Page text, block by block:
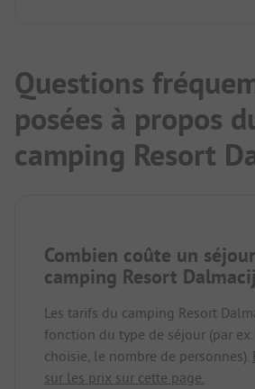
Questions
posées à propos
camping Resort
Combien coûte un
camping Resort
Les tarifs du camping Resort
fonction du type de séjour (par
choisie, le nombre de personnes).
sur les prix sur cette page.